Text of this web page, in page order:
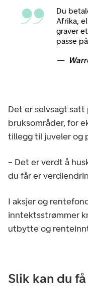
Du
Afrika,
graver
passe
Det er selvsagt satt
bruksområder, for
tillegg til juveler og
– Det er verdt å
du får er
I aksjer og
inntektsstrømmer
utbytte og
Slik kan du